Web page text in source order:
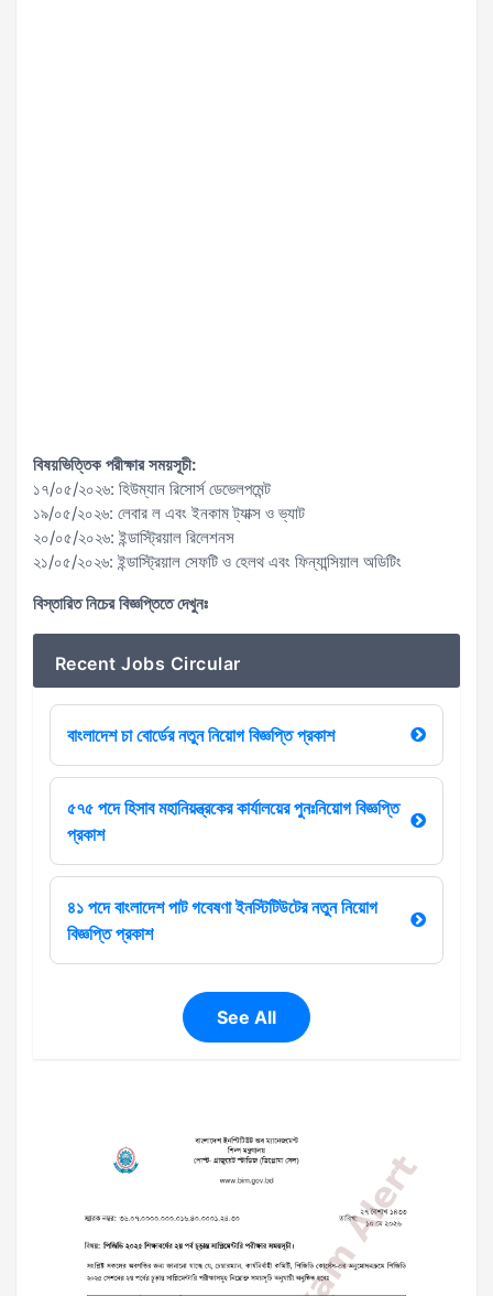
বিষয়ভিত্তিক পরীক্ষার সময়সূচী:
১৭/০৫/২০২৬: হিউম্যান রিসোর্স ডেভেলপমেন্ট
১৯/০৫/২০২৬: লেবার ল এবং ইনকাম ট্যাক্স ও ভ্যাট
২০/০৫/২০২৬: ইন্ডাস্ট্রিয়াল রিলেশনস
২১/০৫/২০২৬: ইন্ডাস্ট্রিয়াল সেফটি ও হেলথ এবং ফিন্যান্সিয়াল অডিটিং
বিস্তারিত নিচের বিজ্ঞপ্তিতে দেখুনঃ
Recent Jobs Circular
বাংলাদেশ চা বোর্ডের নতুন নিয়োগ বিজ্ঞপ্তি প্রকাশ
৫৭৫ পদে হিসাব মহানিয়ন্ত্রকের কার্যালয়ের পুনঃনিয়োগ বিজ্ঞপ্তি
প্রকাশ
৪১ পদে বাংলাদেশ পাট গবেষণা ইনস্টিটিউটের নতুন নিয়োগ
বিজ্ঞপ্তি প্রকাশ
See All